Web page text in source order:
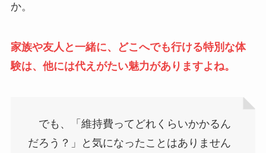
か。
家族や友人と一緒に、どこへでも行ける特別な体
験は、他には代えがたい魅力がありますよね。
でも、「維持費ってどれくらいかかるん
だろう？」と気になったことはありません